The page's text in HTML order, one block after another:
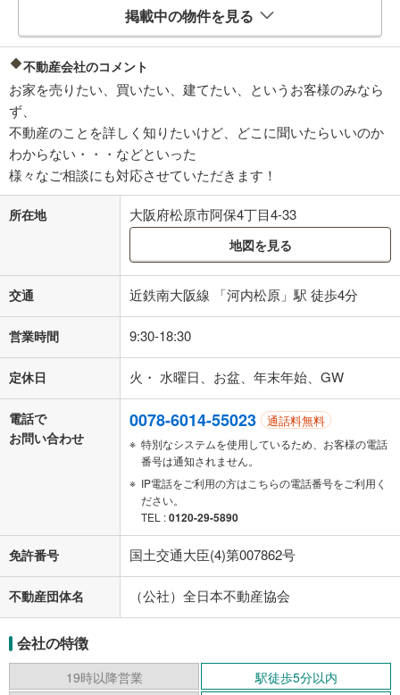
掲載中の物件を見る
不動産会社のコメント
お家を売りたい、買いたい、建てたい、というお客様のみなら
ず、
不動産のことを詳しく知りたいけど、どこに聞いたらいいのか
わからない・・・などといった
様々なご相談にも対応させていただきます！
所在地 大阪府松原市阿保4丁目4-33
地図を見る
交通 近鉄南大阪線 「河内松原」駅 徒歩4分
営業時間 9:30-18:30
定休日 火・ 水曜日、お盆、年末年始、GW
電話で
お問い合わせ
0078-6014-55023 通話料無料
特別なシステムを使用しているため、お客様の電話
番号は通知されません。
IP電話をご利用の方はこちらの電話番号をご利用く
ださい。
TEL :0120-29-5890
免許番号 国土交通大臣(4)第007862号
不動産団体名 （公社）全日本不動産協会
会社の特徴
19時以降営業
駅徒歩5分以内